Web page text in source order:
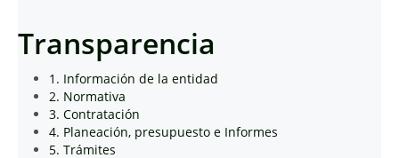
Transparencia
1. Información de la entidad
2. Normativa
3. Contratación
4. Planeación, presupuesto e Informes
5. Trámites